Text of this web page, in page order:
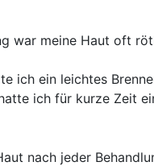
war‌ meine Haut oft
ich ein leichtes
ich für kurze Zeit
nach jeder